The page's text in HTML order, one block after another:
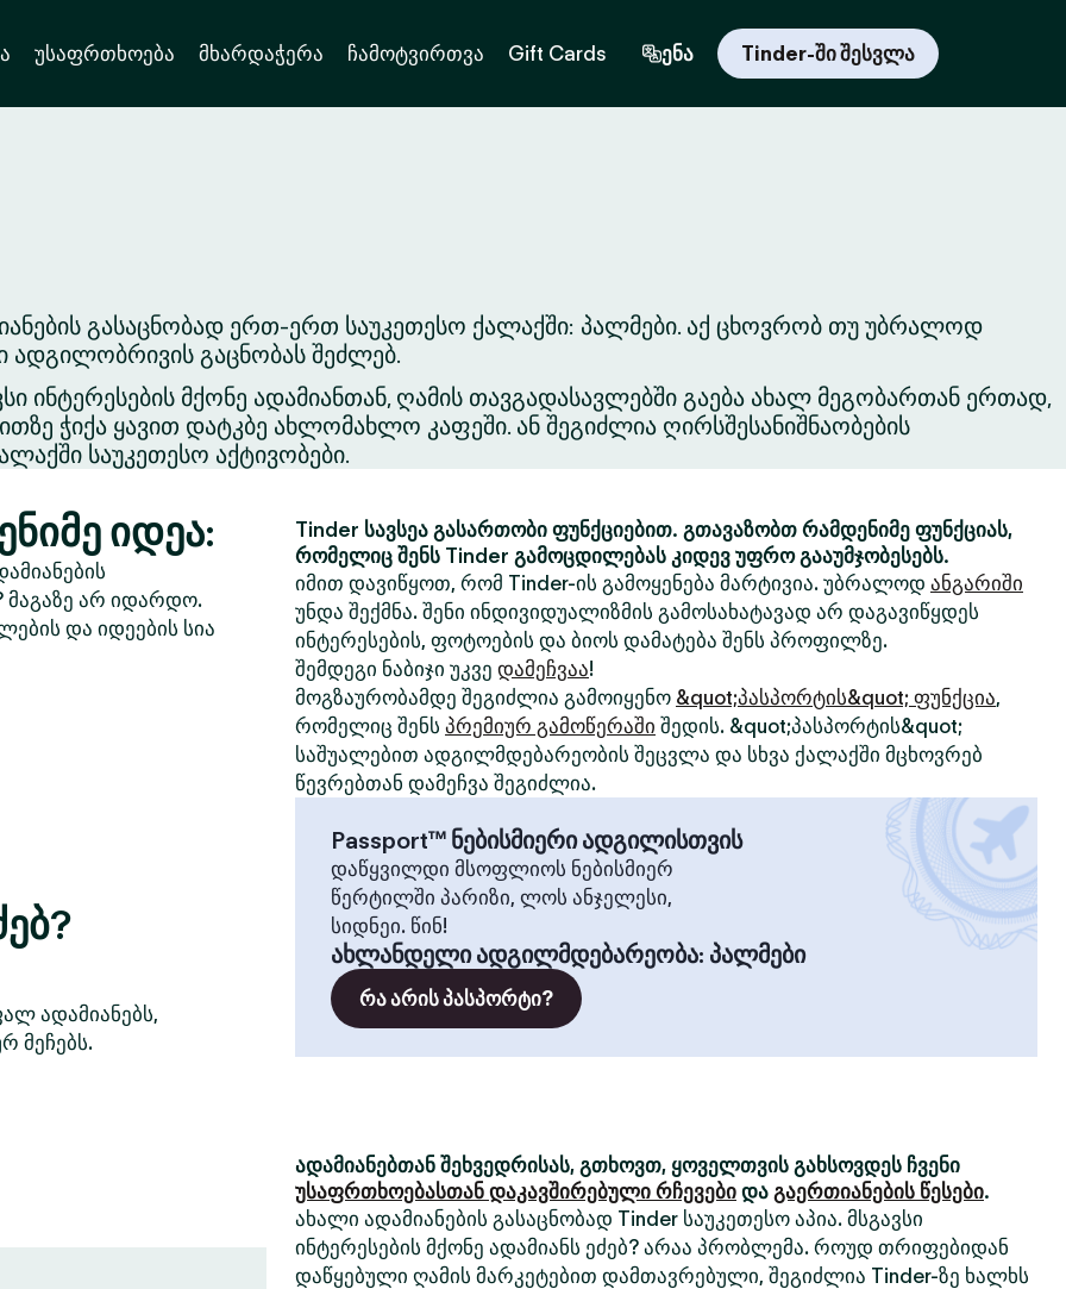
უსაფრთხოება მხარდაჭერა ჩამოტვირთვა Gift Cards ენა Tinder-ში შესვლა
გასაცნობად ერთ-ერთ საუკეთესო ქალაქში: პალმები. აქ ცხოვრობ თუ უბრალოდ
ადგილობრივის გაცნობას შეძლებ.
ინტერესების მქონე ადამიანთან, ღამის თავგადასავლებში გაება ახალ მეგობართან ერთად,
ჭიქა ყავით დატკბე ახლომახლო კაფეში. ან შეგიძლია ღირსშესანიშნაობების
საუკეთესო აქტივობები.
იდეა:
მაგაზე არ იდარდო.
და იდეების სია
ადამიანებს,
მეჩებს.
Tinder სავსეა გასართობი ფუნქციებით. გთავაზობთ რამდენიმე ფუნქციას,
რომელიც შენს Tinder გამოცდილებას კიდევ უფრო გააუმჯობესებს.
იმით დავიწყოთ, რომ Tinder-ის გამოყენება მარტივია. უბრალოდ ანგარიში
უნდა შექმნა. შენი ინდივიდუალიზმის გამოსახატავად არ დაგავიწყდეს
ინტერესების, ფოტოების და ბიოს დამატება შენს პროფილზე.
შემდეგი ნაბიჯი უკვე დამეჩვაა!
მოგზაურობამდე შეგიძლია გამოიყენო &quot;პასპორტის&quot; ფუნქცია,
რომელიც შენს პრემიურ გამოწერაში შედის. &quot;პასპორტის&quot;
საშუალებით ადგილმდებარეობის შეცვლა და სხვა ქალაქში მცხოვრებ
წევრებთან დამეჩვა შეგიძლია.
Passport™ ნებისმიერი ადგილისთვის
დაწყვილდი მსოფლიოს ნებისმიერ
წერტილში პარიზი, ლოს ანჯელესი,
სიდნეი. წინ!
ახლანდელი ადგილმდებარეობა: პალმები
რა არის პასპორტი?
ადამიანებთან შეხვედრისას, გთხოვთ, ყოველთვის გახსოვდეს ჩვენი
უსაფრთხოებასთან დაკავშირებული რჩევები და გაერთიანების წესები.
ახალი ადამიანების გასაცნობად Tinder საუკეთესო აპია. მსგავსი
ინტერესების მქონე ადამიანს ეძებ? არაა პრობლემა. როუდ თრიფებიდან
დაწყებული ღამის მარკეტებით დამთავრებული, შეგიძლია Tinder-ზე ხალხს